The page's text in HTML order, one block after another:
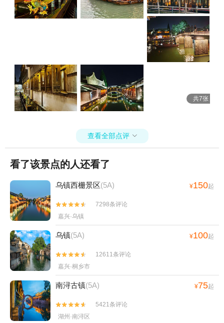
共7张
查看全部点评 
看了该景点的人还看了
乌镇西栅景区(5A) ¥150起


7298条评论
嘉兴·乌镇
乌镇(5A) ¥100起


12611条评论
嘉兴·桐乡市
南浔古镇(5A) ¥75起


5421条评论
湖州·南浔区